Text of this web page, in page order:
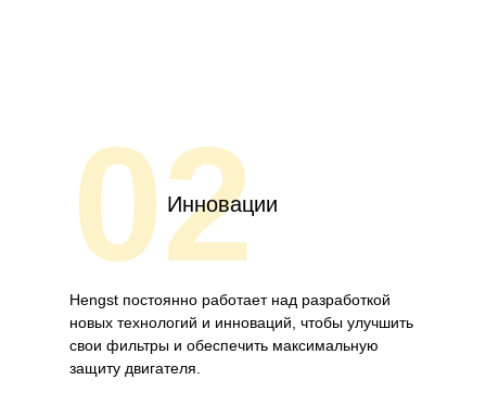
02
Инновации
Hengst постоянно работает над разработкой
новых технологий и инноваций, чтобы улучшить
свои фильтры и обеспечить максимальную
защиту двигателя.